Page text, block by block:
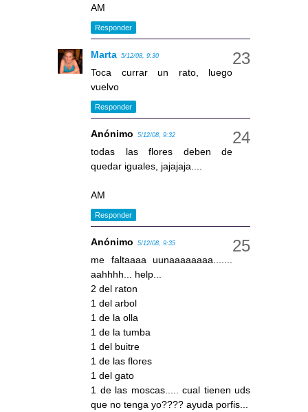
AM
Responder
Marta 5/12/08, 9:30
Toca currar un rato, luego
vuelvo
Responder
Anónimo 5/12/08, 9:32
todas las flores deben de
quedar iguales, jajajaja....
AM
Responder
Anónimo 5/12/08, 9:35
me faltaaaa uunaaaaaaaa.......
aahhhh... help...
2 del raton
1 del arbol
1 de la olla
1 de la tumba
1 del buitre
1 de las flores
1 del gato
1 de las moscas..... cual tienen uds
que no tenga yo???? ayuda porfis...